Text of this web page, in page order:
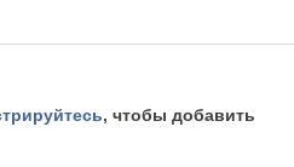
, чтобы добавить